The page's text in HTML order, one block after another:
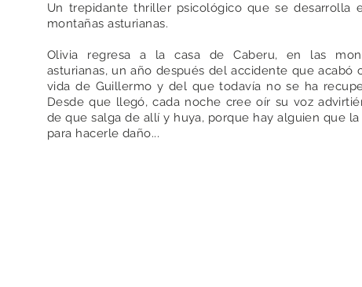
Un trepidante thriller psicológico que se desarrolla
montañas asturianas.
Olivia regresa a la casa de Caberu, en las
asturianas, un año después del accidente que acabó
vida de Guillermo y del que todavía no se ha
Desde que llegó, cada noche cree oír su voz
de que salga de allí y huya, porque hay alguien que
para hacerle daño...